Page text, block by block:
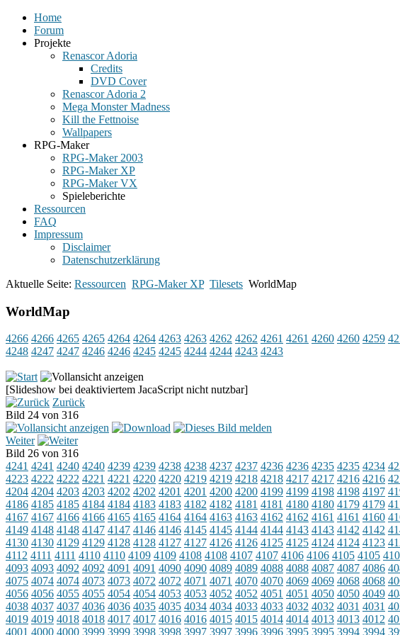
Home
Forum
Projekte
Renascor Adoria
Credits
DVD Cover
Renascor Adoria 2
Mega Monster Madness
Kill the Fettnoise
Wallpapers
RPG-Maker
RPG-Maker 2003
RPG-Maker XP
RPG-Maker VX
Spieleberichte
Ressourcen
FAQ
Impressum
Disclaimer
Datenschutzerklärung
Aktuelle Seite: Ressourcen RPG-Maker XP Tilesets WorldMap
WorldMap
4266 4266 4265 4265 4264 4264 4263 4263 4262 4262 4261 4261 4260 4260 4259
4248 4247 4247 4246 4246 4245 4245 4244 4244 4243 4243
[Slideshow bei deaktiviertem JacaScript nicht nutzbar]
Zurück
Bild 24 von 316
Weiter
Bild 26 von 316
4241 4241 4240 4240 4239 4239 4238 4238 4237 4237 4236 4236 4235 4235 4234
4223 4222 4222 4221 4221 4220 4220 4219 4219 4218 4218 4217 4217 4216 4216
4204 4204 4203 4203 4202 4202 4201 4201 4200 4200 4199 4199 4198 4198 4197
4186 4185 4185 4184 4184 4183 4183 4182 4182 4181 4181 4180 4180 4179 4179
4167 4167 4166 4166 4165 4165 4164 4164 4163 4163 4162 4162 4161 4161 4160
4149 4148 4148 4147 4147 4146 4146 4145 4145 4144 4144 4143 4143 4142 4142
4130 4130 4129 4129 4128 4128 4127 4127 4126 4126 4125 4125 4124 4124 4123
4112 4111 4111 4110 4110 4109 4109 4108 4108 4107 4107 4106 4106 4105 4105
4093 4093 4092 4092 4091 4091 4090 4090 4089 4089 4088 4088 4087 4087 4086
4075 4074 4074 4073 4073 4072 4072 4071 4071 4070 4070 4069 4069 4068 4068
4056 4056 4055 4055 4054 4054 4053 4053 4052 4052 4051 4051 4050 4050 4049
4038 4037 4037 4036 4036 4035 4035 4034 4034 4033 4033 4032 4032 4031 4031
4019 4019 4018 4018 4017 4017 4016 4016 4015 4015 4014 4014 4013 4013 4012
4001 4000 4000 3999 3999 3998 3998 3997 3997 3996 3996 3995 3995 3994 3994